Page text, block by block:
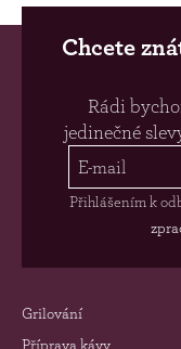
Chcete
Rádi
jedinečné
Přihlášením k
Grilování
Příprava kávy